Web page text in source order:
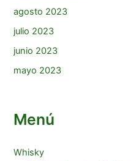
agosto 2023
julio 2023
junio 2023
mayo 2023
Menú
Whisky